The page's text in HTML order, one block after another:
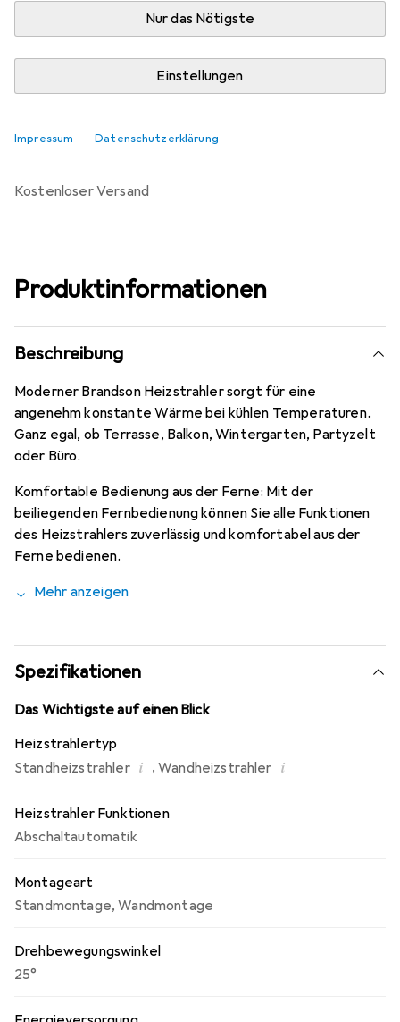
Nur das Nötigste
Einstellungen
Impressum Datenschutzerklärung
In den Warenkorb
Vergleichen
kostenloser Versand
Produktinformationen
Beschreibung
Moderner Brandson Heizstrahler sorgt für eine
angenehm konstante Wärme bei kühlen Temperaturen.
Ganz egal, ob Terrasse, Balkon, Wintergarten, Partyzelt
oder Büro.
Komfortable Bedienung aus der Ferne: Mit der
beiliegenden Fernbedienung können Sie alle Funktionen
des Heizstrahlers zuverlässig und komfortabel aus der
Ferne bedienen.
Mehr anzeigen
Spezifikationen
Das Wichtigste auf einen Blick
Heizstrahlertyp
Standheizstrahler i ,Wandheizstrahler i
Heizstrahler Funktionen
Abschaltautomatik
Montageart
Standmontage,Wandmontage
Drehbewegungswinkel
25°